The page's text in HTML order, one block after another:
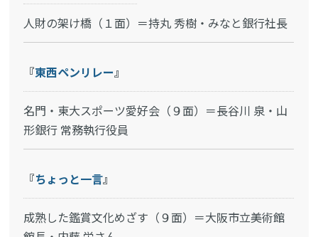
人財の架け橋（１面）＝持丸 秀樹・みなと銀行社長
『東西ペンリレー』
名門・東大スポーツ愛好会（９面）＝長谷川 泉・山
形銀行 常務執行役員
『ちょっと一言』
成熟した鑑賞文化めざす（９面）＝大阪市立美術館